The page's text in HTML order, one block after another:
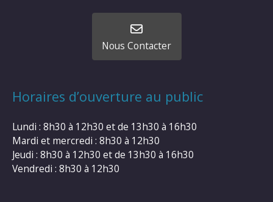
Nous Contacter
Horaires d’ouverture au public
Lundi : 8h30 à 12h30 et de 13h30 à 16h30
Mardi et mercredi : 8h30 à 12h30
Jeudi : 8h30 à 12h30 et de 13h30 à 16h30
Vendredi : 8h30 à 12h30